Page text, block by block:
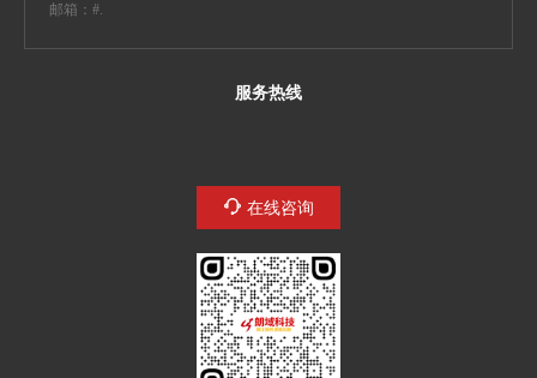
邮箱：yewu#11611.cc
服务热线
在线咨询